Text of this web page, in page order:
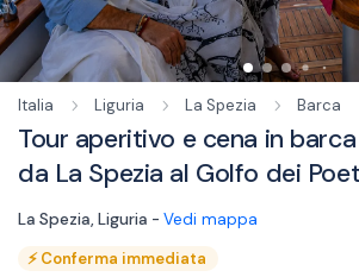
Italia Liguria La Spezia Barca
Tour aperitivo e cena in
da La Spezia al Golfo dei
La Spezia, Liguria - Vedi mappa
⚡Conferma immediata